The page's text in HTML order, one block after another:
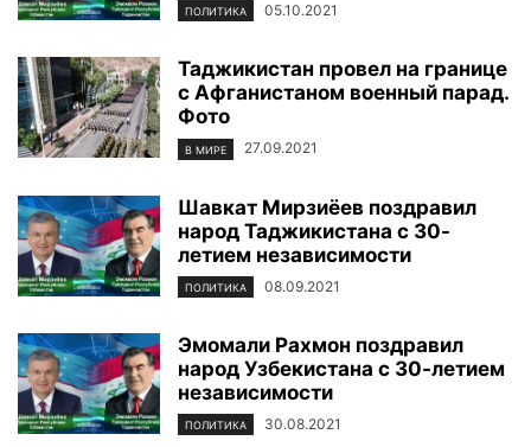
ПОЛИТИКА 05.10.2021
Таджикистан провел на границе
с Афганистаном военный парад.
Фото
В МИРЕ 27.09.2021
Шавкат Мирзиёев поздравил
народ Таджикистана с 30-
летием независимости
ПОЛИТИКА 08.09.2021
Эмомали Рахмон поздравил
народ Узбекистана с 30-летием
независимости
ПОЛИТИКА 30.08.2021